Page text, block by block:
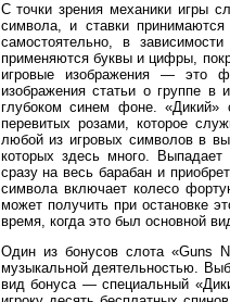
С точки зрения механики игры
символа, и ставки
самостоятельно, в
применяются буквы и цифры,
игровые изображения — это
изображения статьи о группе в
глубоком синем фоне. «Дикий»
перевитых розами, которое
любой из игровых символов в
которых здесь много. Выпадает
сразу на весь барабан и
символа включает колесо
может получить при остановке
время, когда это был основной
Один из бонусов слота «Guns
музыкальной деятельностью.
вид бонуса — специальный